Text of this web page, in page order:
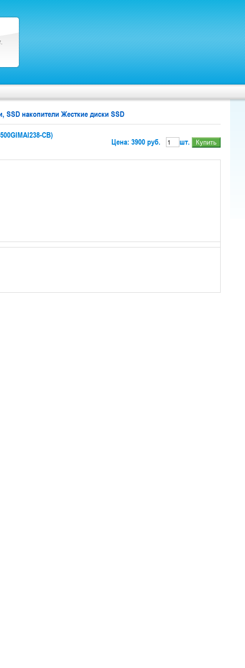
SSD накопители Жесткие диски SSD
CB)
Цена: 3900 руб.
шт.